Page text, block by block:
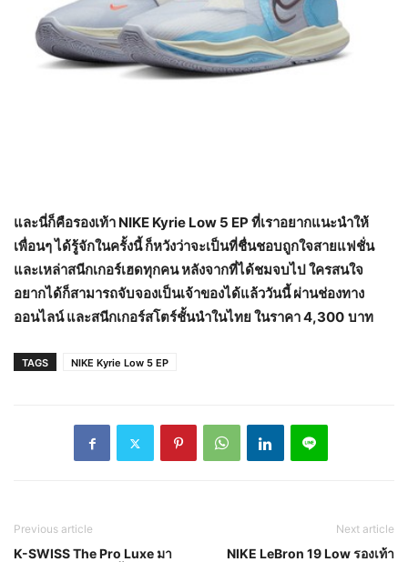
และนี่ก็คือรองเท้า NIKE Kyrie Low 5 EP ที่เราอยากแนะนำให้
เพื่อนๆ ได้รู้จักในครั้งนี้ ก็หวังว่าจะเป็นที่ชื่นชอบถูกใจสายแฟชั่น
และเหล่าสนีกเกอร์เฮดทุกคน หลังจากที่ได้ชมจบไป ใครสนใจ
อยากได้ก็สามารถจับจองเป็นเจ้าของได้แล้ววันนี้ ผ่านช่องทาง
ออนไลน์ และสนีกเกอร์สโตร์ชั้นนำในไทย ในราคา 4,300 บาท
TAGS NIKE Kyrie Low 5 EP
Previous article
K-SWISS The Pro Luxe มา
Next article
NIKE LeBron 19 Low รองเท้า